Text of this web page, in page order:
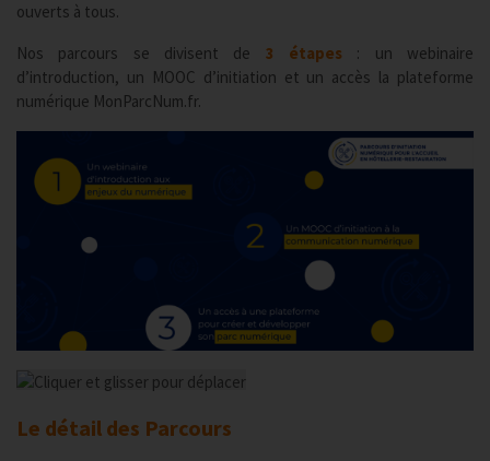
ouverts à tous.
Nos parcours se divisent de 3 étapes : un webinaire
d’introduction, un MOOC d’initiation et un accès la plateforme
numérique MonParcNum.fr.
Le détail des Parcours